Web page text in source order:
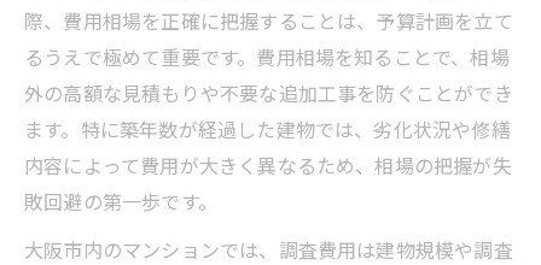
際、費用相場を正確に把握することは、予算計画を立て
るうえで極めて重要です。費用相場を知ることで、相場
外の高額な見積もりや不要な追加工事を防ぐことができ
ます。特に築年数が経過した建物では、劣化状況や修繕
内容によって費用が大きく異なるため、相場の把握が失
敗回避の第一歩です。
大阪市内のマンションでは、調査費用は建物規模や調査